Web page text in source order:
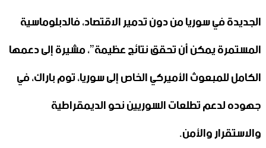
الجديدة في سوريا من دون تدمير الاقتصاد، فالدبلوماسية
المستمرة يمكن أن تحقق نتائج عظيمة”، مشيرة إلى دعمها
الكامل للمبعوث الأميركي الخاص إلى سوريا، توم باراك، في
جهوده لدعم تطلعات السوريين نحو الديمقراطية
والاستقرار والأمن.